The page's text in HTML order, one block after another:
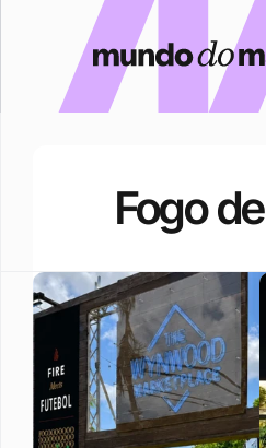
Fogo